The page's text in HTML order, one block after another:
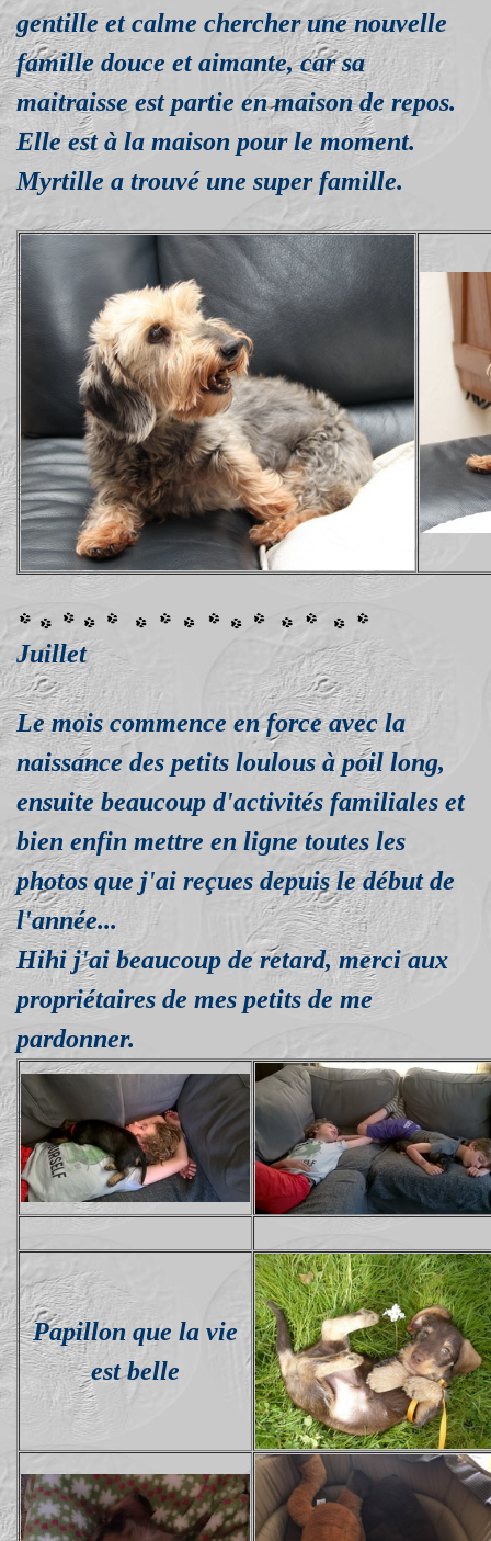
gentille et calme chercher une nouvelle
famille douce et aimante, car sa
maitraisse est partie en maison de repos.
Elle est à la maison pour le moment.
Myrtille a trouvé une super famille.
Juillet
Le mois commence en force avec la
naissance des petits loulous à poil long,
ensuite beaucoup d'activités familiales et
bien enfin mettre en ligne toutes les
photos que j'ai reçues depuis le début de
l'année...
Hihi j'ai beaucoup de retard, merci aux
propriétaires de mes petits de me
pardonner.
Papillon que la vie
est belle